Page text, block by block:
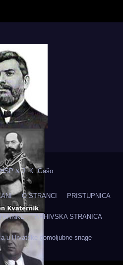
& J. K. Gašo
O STRANCI PRISTUPNICA
ARHIVSKA STRANICA
u Hrvatske domoljubne snage